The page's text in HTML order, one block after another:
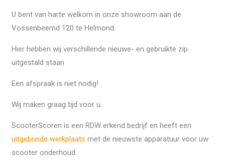
U bent van harte welkom in onze showroom aan de
Vossenbeemd 120 te Helmond.
Hier hebben wij verschillende nieuwe- en gebruikte zip
uitgestald staan
Een afspraak is niet nodig!
Wij maken graag tijd voor u.
ScooterScoren is een RDW erkend bedrijf en heeft een
uitgebreide werkplaats met de nieuwste apparatuur voor uw
scooter onderhoud.